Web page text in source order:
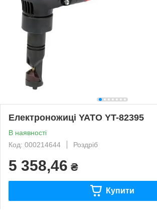
Електроножиці YATO YT-82395
В наявності
Код: 000214644
Роздріб
5 358,46 ₴
Купити